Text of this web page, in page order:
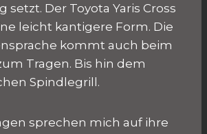
setzt. Der Toyota Yaris Cross
leicht kantigere Form. Die
kommt auch beim
Tragen. Bis hin dem
Spindlegrill.
sprechen mich auf ihre